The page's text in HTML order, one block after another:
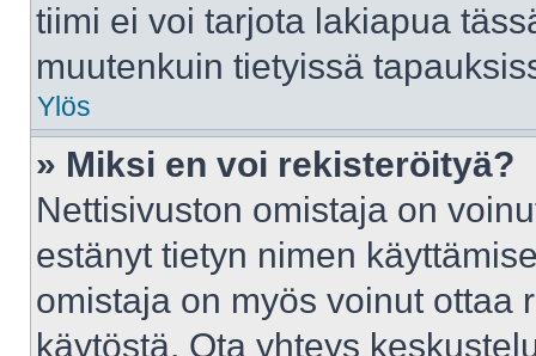
tiimi ei voi tarjota lakiapua
muutenkuin tietyissä
Ylös
» Miksi en voi rekisteröityä?
Nettisivuston omistaja on
estänyt tietyn nimen
omistaja on myös voinut ottaa
käytöstä. Ota yhteys